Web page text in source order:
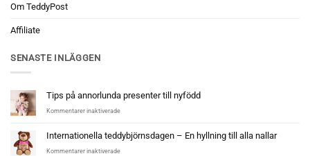
Om TeddyPost
Affiliate
SENASTE INLÄGGEN
Tips på annorlunda presenter till nyfödd
Kommentarer inaktiveradeför
på
annorlunda
presenter
Internationella teddybjörnsdagen – En hyllning till alla nallar
Kommentarer inaktiveradeför